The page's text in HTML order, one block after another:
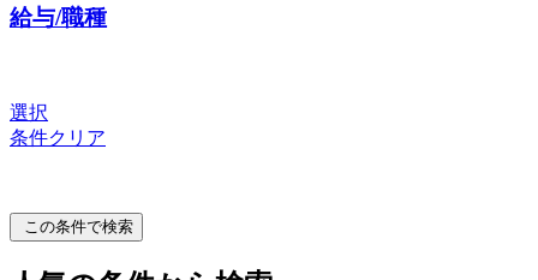
給与/職種
選択
条件クリア
この条件で検索